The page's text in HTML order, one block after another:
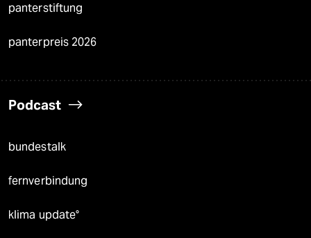
panterstiftung
panterpreis 2026
Podcast
bundestalk
fernverbindung
klima update°